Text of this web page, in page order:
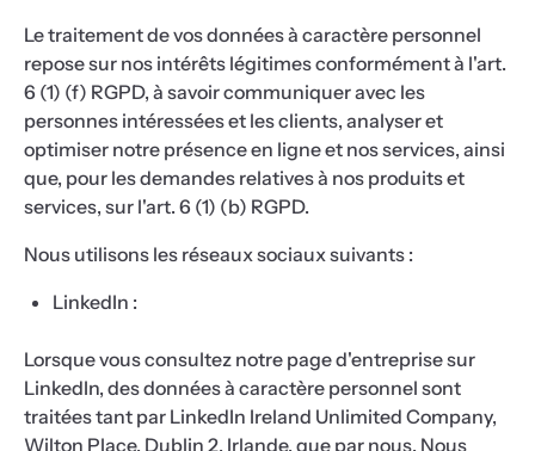
Le traitement de vos données à caractère personnel
repose sur nos intérêts légitimes conformément à l'art.
6 (1) (f) RGPD, à savoir communiquer avec les
personnes intéressées et les clients, analyser et
optimiser notre présence en ligne et nos services, ainsi
que, pour les demandes relatives à nos produits et
services, sur l'art. 6 (1) (b) RGPD.
Nous utilisons les réseaux sociaux suivants :
LinkedIn :
Lorsque vous consultez notre page d'entreprise sur
LinkedIn, des données à caractère personnel sont
traitées tant par LinkedIn Ireland Unlimited Company,
Wilton Place, Dublin 2, Irlande, que par nous. Nous